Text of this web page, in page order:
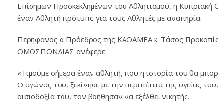
Επίσημων Προσκεκλημένων του Αθλητισμού, η Κυπριακή
έναν Αθλητή πρότυπο για τους Αθλητές με αναπηρία.
Περήφανος ο Πρόεδρος της ΚΑΟΑΜΕΑ κ. Τάσος
ΟΜΟΣΠΟΝΔΙΑΣ ανέφερε:
«Tιμούμε σήμερα έναν αθλητή, που η ιστορία του θα
O αγώνας του, ξεκίνησε με την περιπέτεια της υγείας
αισιοδοξία του, τον βοήθησαν να εξέλθει νικητής.